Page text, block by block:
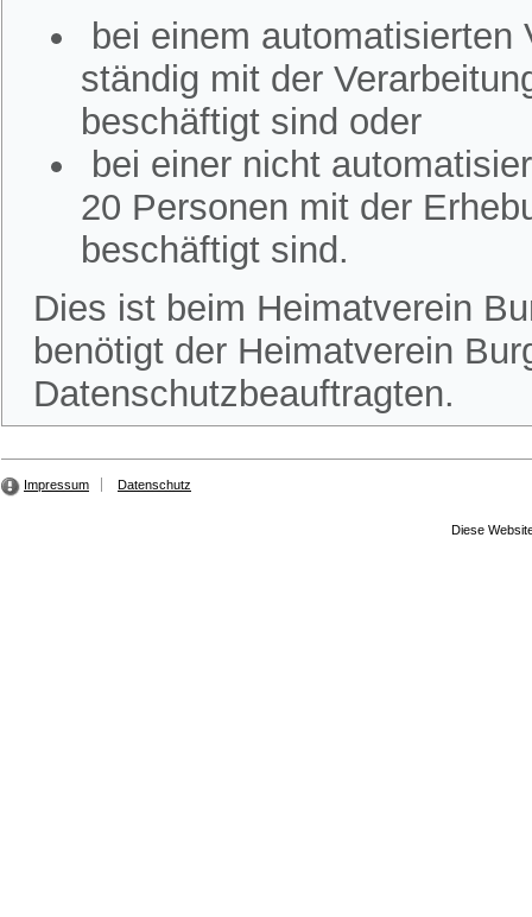
bei einem
ständig mit der
beschäftigt sind oder
bei einer nicht
20 Personen mit der
beschäftigt sind.
Dies ist beim Heimatverein
benötigt der Heimatverein
Datenschutzbeauftragten.
Impressum Datenschutz
Diese